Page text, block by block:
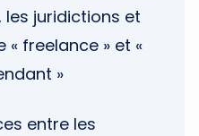
juridictions et
freelance » et «
»
entre les